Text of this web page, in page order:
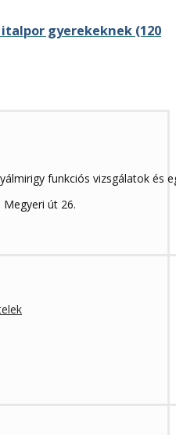
gyerekeknek (120
funkciós vizsgálatok és
Megyeri út 26.